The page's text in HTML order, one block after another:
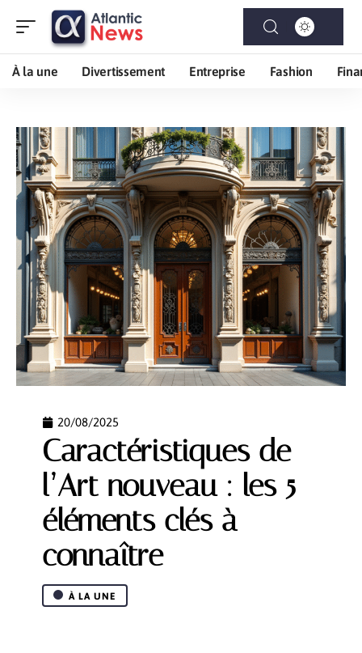
À la une Divertissement Entreprise Fashion
20/08/2025
Caractéristiques de
l’Art nouveau : les 5
éléments clés à
connaître
À LA UNE